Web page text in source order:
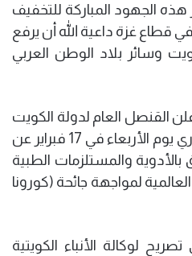
الجهود المباركة للتخفيف
قطاع غزة داعية الله أن يرفع
وسائر بلاد الوطن العربي
القنصل العام لدولة الكويت
لدى أربيل الدكتور عمر الكندري يوم الأربعاء في 17 فبراير عن
بالأدوية والمستلزمات الطبية
لمواجهة جائحة (كورونا
لوكالة الأنباء الكويتية